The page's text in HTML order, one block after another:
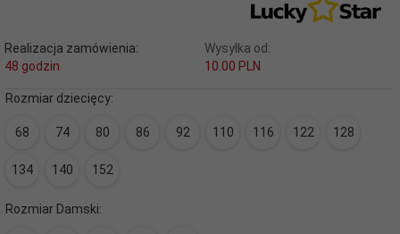
Realizacja zamówienia:
48 godzin
Wysyłka od:
10.00 PLN
Rozmiar dziecięcy:
68 74 80 86 92 110 116 122 128
134 140 152
Rozmiar Damski: